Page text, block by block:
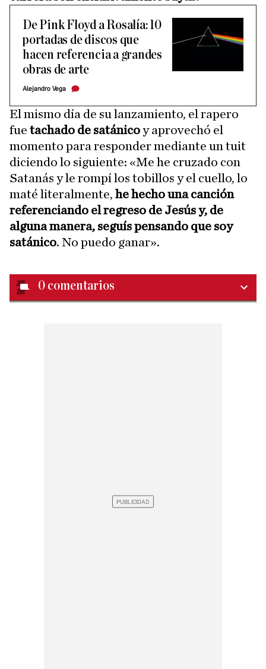
De Pink Floyd a Rosalía: 10
portadas de discos que
hacen referencia a grandes
obras de arte
Alejandro Vega
El mismo día de su lanzamiento, el rapero
fue tachado de satánicoy aprovechó el
momento para responder mediante un tuit
diciendo lo siguiente: «Me he cruzado con
Satanás y le rompí los tobillos y el cuello, lo
maté literalmente, he hecho una canción
referenciando el regreso de Jesús y, de
alguna manera, seguís pensando que soy
satánico. No puedo ganar».
0 comentarios